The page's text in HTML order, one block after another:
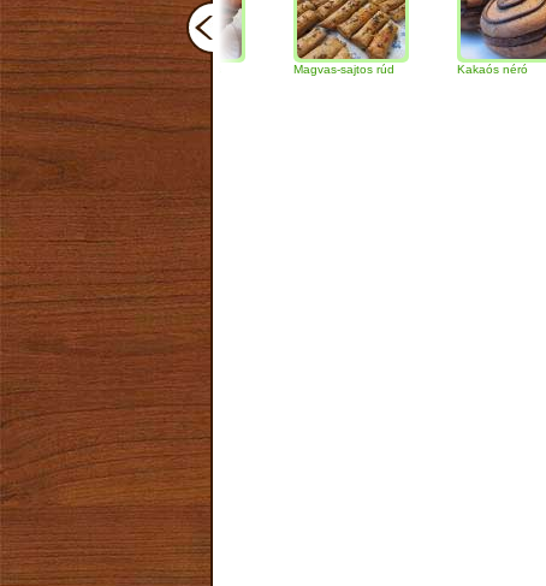
Csokoládés-diós
szendvics
Magvas-sajtos rúd Kakaós néró